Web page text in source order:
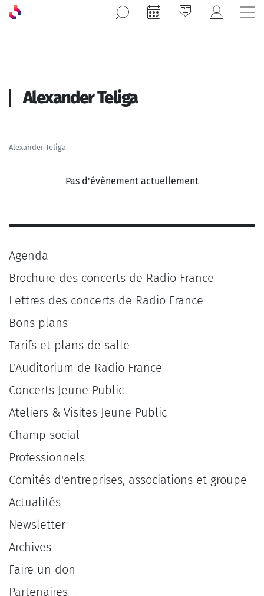
Aller au contenu principal
Alexander Teliga
Alexander Teliga
Pas d'évènement actuellement
Agenda
Brochure des concerts de Radio France
Lettres des concerts de Radio France
Bons plans
Tarifs et plans de salle
L'Auditorium de Radio France
Concerts Jeune Public
Ateliers & Visites Jeune Public
Champ social
Professionnels
Comités d'entreprises, associations et groupe
Actualités
Newsletter
Archives
Faire un don
Partenaires